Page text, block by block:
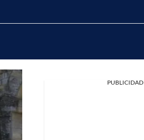
PUBLICIDAD